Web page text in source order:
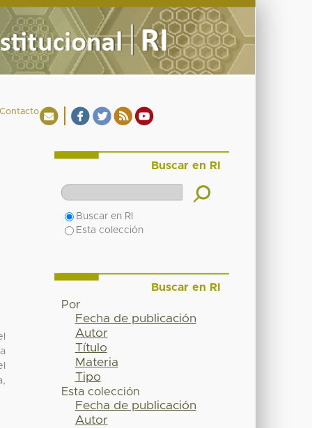
Buscar en RI
Buscar en RI
Esta colección
Buscar en RI
Por
Fecha de publicación
Autor
Título
Materia
Tipo
Esta colección
Fecha de publicación
Autor